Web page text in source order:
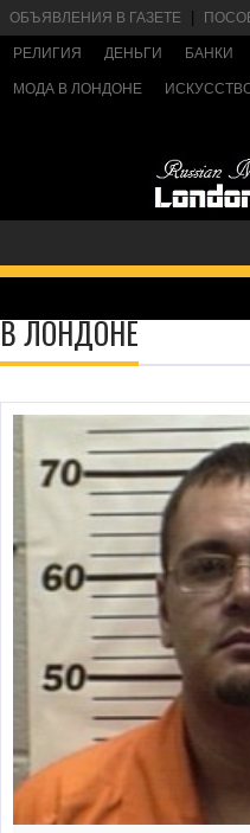
ОБЪЯВЛЕНИЯ В ГАЗЕТЕ
РЕЛИГИЯ ДЕНЬГИ БАНКИ
МОДА В ЛОНДОНЕ
В ЛОНДОНЕ